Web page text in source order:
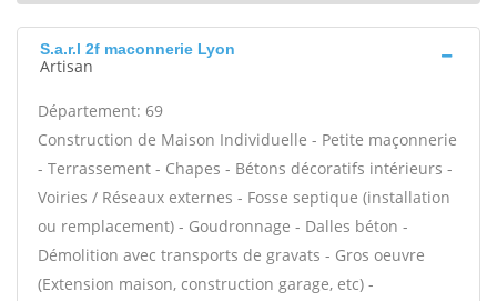
S.a.r.l 2f maconnerie Lyon
Artisan
Département: 69
Construction de Maison Individuelle - Petite maçonnerie
- Terrassement - Chapes - Bétons décoratifs intérieurs -
Voiries / Réseaux externes - Fosse septique (installation
ou remplacement) - Goudronnage - Dalles béton -
Démolition avec transports de gravats - Gros oeuvre
(Extension maison, construction garage, etc) -